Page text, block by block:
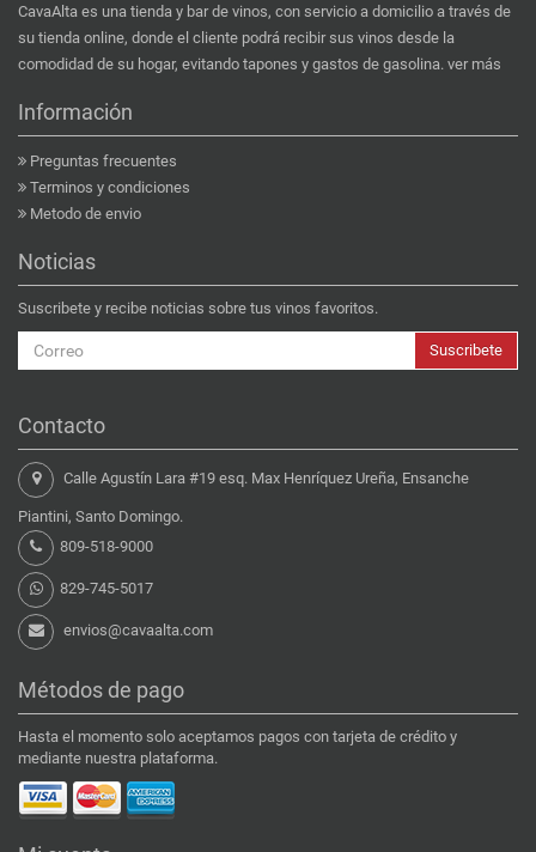
CavaAlta es una tienda y bar de vinos, con servicio a domicilio a través de
su tienda online, donde el cliente podrá recibir sus vinos desde la
comodidad de su hogar, evitando tapones y gastos de gasolina. ver más
Información
Preguntas frecuentes
Terminos y condiciones
Metodo de envio
Noticias
Suscribete y recibe noticias sobre tus vinos favoritos.
Suscribete
Contacto
Calle Agustín Lara #19 esq. Max Henríquez Ureña, Ensanche
Piantini, Santo Domingo.
809-518-9000
829-745-5017
envios@cavaalta.com
Métodos de pago
Hasta el momento solo aceptamos pagos con tarjeta de crédito y
mediante nuestra plataforma.